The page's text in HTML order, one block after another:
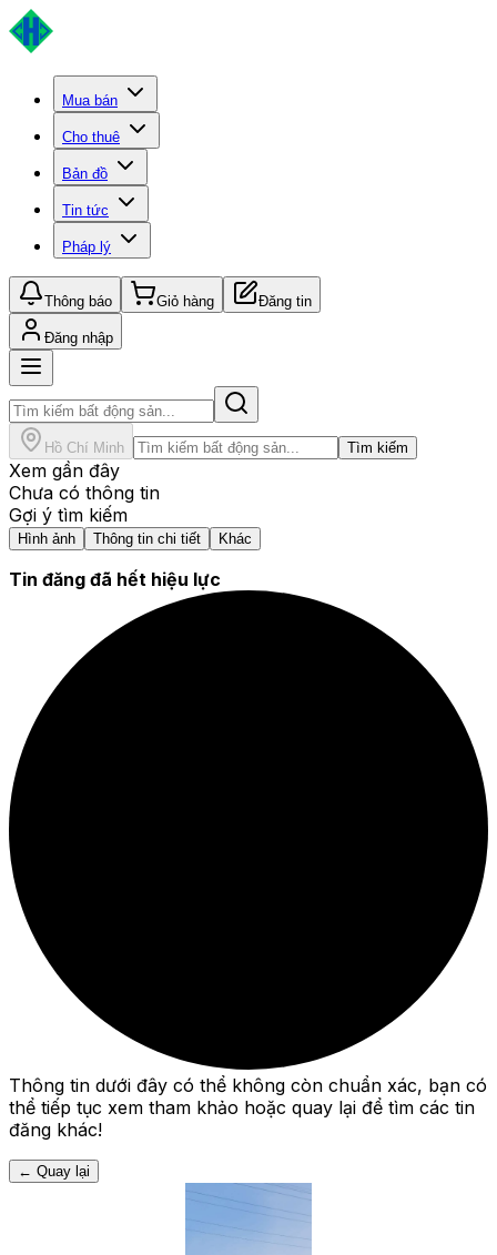
Mua bán
Cho thuê
Bản đồ
Tin tức
Pháp lý
Thông báo Giỏ hàng Đăng tin
Đăng nhập
Hồ Chí Minh Tìm kiếm
Xem gần đây
Chưa có thông tin
Gợi ý tìm kiếm
Hình ảnh Thông tin chi tiết Khác
Tin đăng đã hết hiệu lực
Thông tin dưới đây có thể không còn chuẩn xác, bạn có
thể tiếp tục xem tham khảo hoặc quay lại để tìm các tin
đăng khác!
← Quay lại